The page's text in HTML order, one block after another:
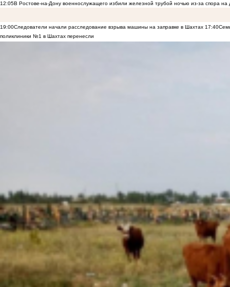
12:05В Ростове-на-Дону военнослужащего избили железной трубой ночью из-за спора на
19:00Следователи начали расследование взрыва машины на заправке в Шахтах 17:40
поликлиники №1 в Шахтах перенесли